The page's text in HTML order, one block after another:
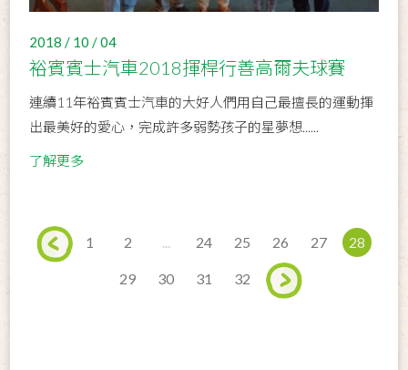
2018 / 10 / 04
裕賓賓士汽車2018揮桿行善高爾夫球賽
連續11年裕賓賓士汽車的大好人們用自己最擅長的運動揮
出最美好的愛心，完成許多弱勢孩子的星夢想......
了解更多
1 2 24 25 26 27 28
29 30 31 32